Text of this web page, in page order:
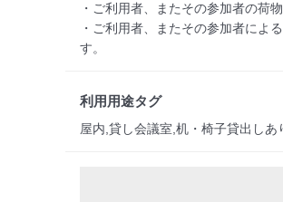
・ご利用者、またその参加者の荷
・ご利用者、またその参加者によ
す。
利用用途タグ
屋内,貸し会議室,机・椅子貸出し